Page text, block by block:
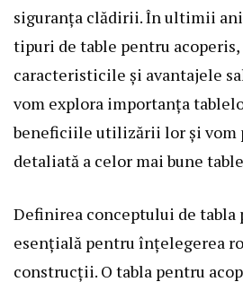
siguranța clădirii. În ultimii
tipuri de table pentru acoperis,
caracteristicile și avantajele
vom explora importanța
beneficiile utilizării lor și vom
detaliată a celor mai bune
Definirea conceptului de tabla
esențială pentru înțelegerea
construcții. O tabla pentru